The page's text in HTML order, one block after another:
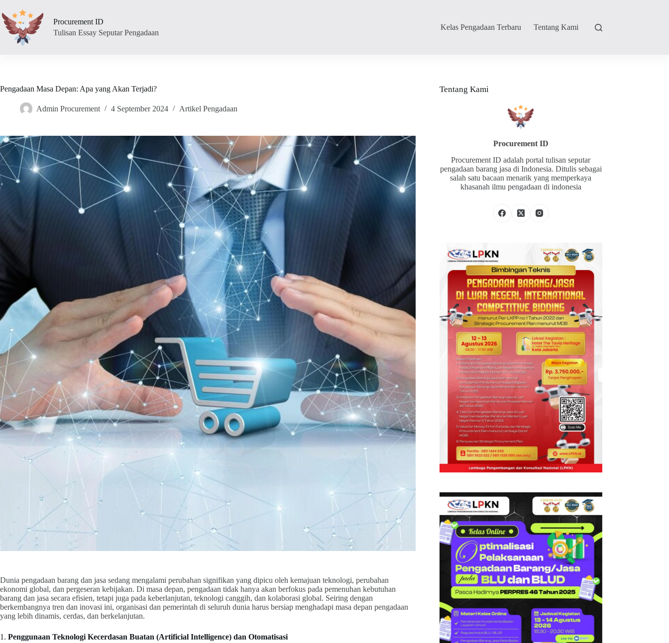
to
content
Procurement ID
Tulisan Essay Seputar Pengadaan
Kelas Pengadaan Terbaru Tentang Kami
Pengadaan Masa Depan: Apa yang Akan Terjadi?
Admin Procurement 4 September 2024 Artikel Pengadaan
Dunia pengadaan barang dan jasa sedang mengalami perubahan signifikan yang dipicu oleh kemajuan teknologi, perubahan
ekonomi global, dan pergeseran kebijakan. Di masa depan, pengadaan tidak hanya akan berfokus pada pemenuhan kebutuhan
barang dan jasa secara efisien, tetapi juga pada keberlanjutan, teknologi canggih, dan kolaborasi global. Seiring dengan
berkembangnya tren dan inovasi ini, organisasi dan pemerintah di seluruh dunia harus bersiap menghadapi masa depan pengadaan
yang lebih dinamis, cerdas, dan berkelanjutan.
1. Penggunaan Teknologi Kecerdasan Buatan (Artificial Intelligence) dan Otomatisasi
Tentang Kami
Procurement ID
Procurement ID adalah portal tulisan seputar
pengadaan barang jasa di Indonesia. Ditulis sebagai
salah satu bacaan menarik yang memperkaya
khasanah ilmu pengadaan di indonesia